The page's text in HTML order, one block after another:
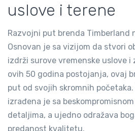
uslove i terene
Razvojni put brenda Timberland
Osnovan je sa vizijom da stvori
izdrži surove vremenske uslove
ovih 50 godina postojanja, ovaj
put od svojih skromnih
izrađena je sa
detaljima, a ujedno odražava
predanost kvalitetu.